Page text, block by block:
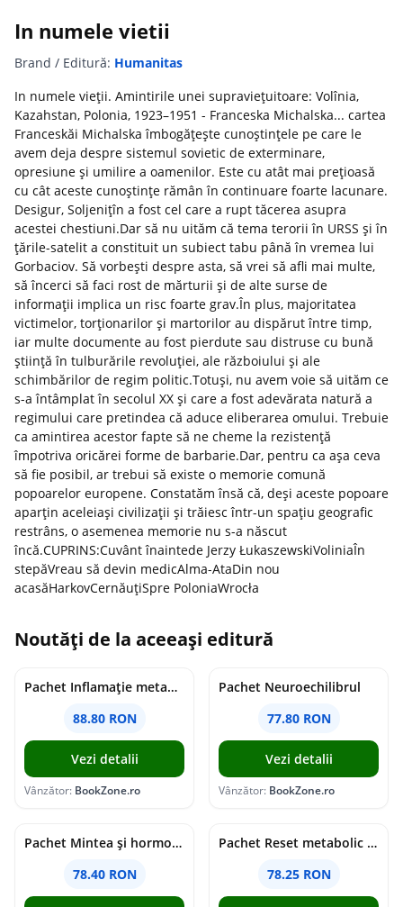
In numele vietii
Brand / Editură: Humanitas
In numele vieții. Amintirile unei supraviețuitoare: Volînia,
Kazahstan, Polonia, 1923–1951 - Franceska Michalska... cartea
Franceskăi Michalska îmbogățește cunoștințele pe care le
avem deja despre sistemul sovietic de exterminare,
opresiune și umilire a oamenilor. Este cu atât mai prețioasă
cu cât aceste cunoștințe rămân în continuare foarte lacunare.
Desigur, Soljenițîn a fost cel care a rupt tăcerea asupra
acestei chestiuni.Dar să nu uităm că tema terorii în URSS și în
țările-satelit a constituit un subiect tabu până în vremea lui
Gorbaciov. Să vorbești despre asta, să vrei să afli mai multe,
să încerci să faci rost de mărturii și de alte surse de
informații implica un risc foarte grav.În plus, majoritatea
victimelor, torționarilor și martorilor au dispărut între timp,
iar multe documente au fost pierdute sau distruse cu bună
știință în tulburările revoluției, ale războiului și ale
schimbărilor de regim politic.Totuși, nu avem voie să uităm ce
s-a întâmplat în secolul XX și care a fost adevărata natură a
regimului care pretindea că aduce eliberarea omului. Trebuie
ca amintirea acestor fapte să ne cheme la rezistență
împotriva oricărei forme de barbarie.Dar, pentru ca așa ceva
să fie posibil, ar trebui să existe o memorie comună
popoarelor europene. Constatăm însă că, deși aceste popoare
aparțin aceleiași civilizații și trăiesc într-un spațiu geografic
restrâns, o asemenea memorie nu s-a născut
încă.CUPRINS:Cuvânt înaintede Jerzy ŁukaszewskiVoliniaÎn
stepăVreau să devin medicAlma-AtaDin nou
acasăHarkovCernăuțiSpre PoloniaWrocła
Noutăți de la aceeași editură
Pachet Inflamație metabolism și creier
88.80 RON
Vezi detalii
Vânzător: BookZone.ro
Pachet Neuroechilibrul
77.80 RON
Vezi detalii
Vânzător: BookZone.ro
Pachet Mintea și hormonii tăi
78.40 RON
Pachet Reset metabolic complet
78.25 RON